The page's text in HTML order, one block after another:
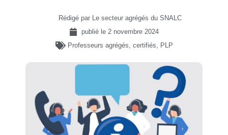
Rédigé par Le secteur agrégés du SNALC
publié le 2 novembre 2024
Professeurs agrégés, certifiés, PLP